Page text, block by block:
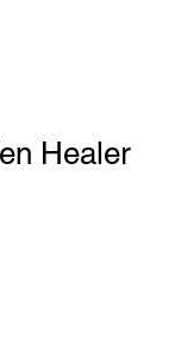
Healer